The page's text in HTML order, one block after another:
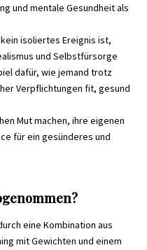
und mentale Gesundheit als
isoliertes Ereignis ist,
und Selbstfürsorge
dafür, wie jemand trotz
Verpflichtungen fit, gesund
Mut machen, ihre eigenen
für ein gesünderes und
eine Kombination aus
mit Gewichten und einem